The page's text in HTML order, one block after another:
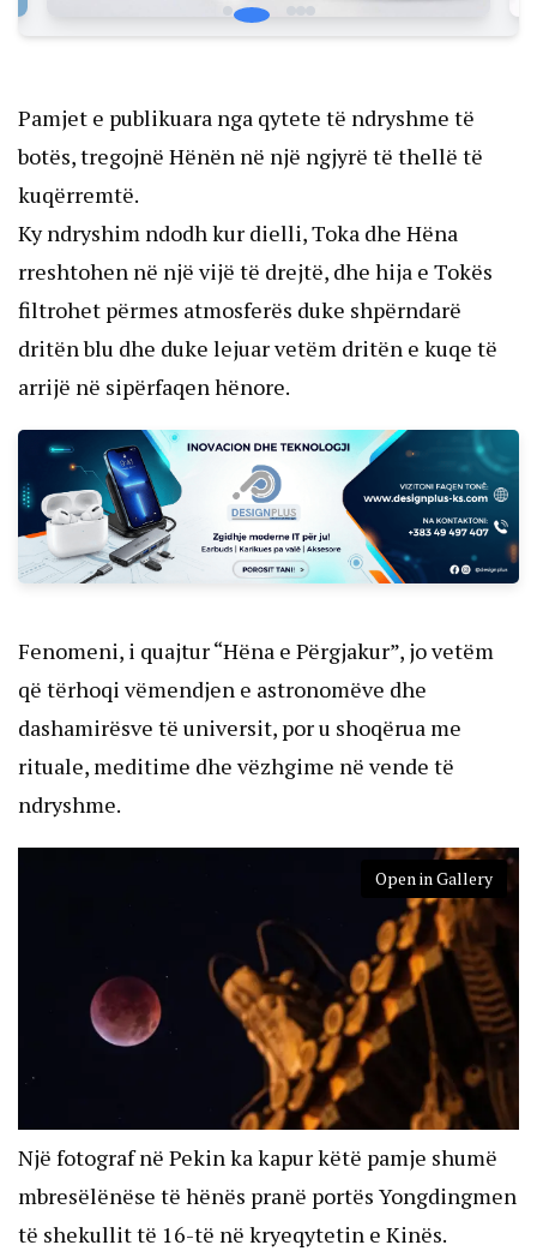
Pamjet e publikuara nga qytete të ndryshme të
botës, tregojnë Hënën në një ngjyrë të thellë të
kuqërremtë.
Ky ndryshim ndodh kur dielli, Toka dhe Hëna
rreshtohen në një vijë të drejtë, dhe hija e Tokës
filtrohet përmes atmosferës duke shpërndarë
dritën blu dhe duke lejuar vetëm dritën e kuqe të
arrijë në sipërfaqen hënore.
Fenomeni, i quajtur “Hëna e Përgjakur”, jo vetëm
që tërhoqi vëmendjen e astronomëve dhe
dashamirësve të universit, por u shoqërua me
rituale, meditime dhe vëzhgime në vende të
ndryshme.
Open in Gallery
Një fotograf në Pekin ka kapur këtë pamje shumë
mbresëlënëse të hënës pranë portës Yongdingmen
të shekullit të 16-të në kryeqytetin e Kinës.